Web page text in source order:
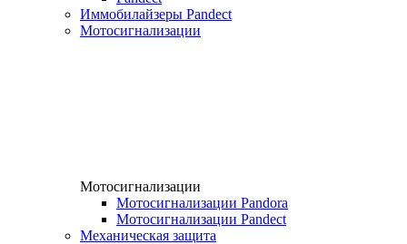
Иммобилайзеры Pandect
Мотосигнализации
Мотосигнализации
Мотосигнализации Pandora
Мотосигнализации Pandect
Механическая защита